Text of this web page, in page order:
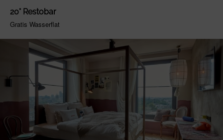
20° Restobar
Gratis Wasserflat